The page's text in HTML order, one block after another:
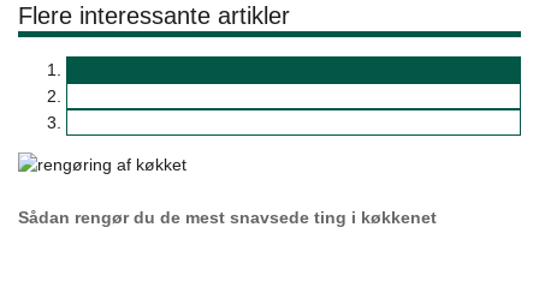
Flere interessante artikler
Sådan rengør du de mest snavsede ting i køkkenet